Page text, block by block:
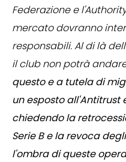
Federazione e
mercato dovranno
responsabili. Al di là
il club non potrà
questo e a tutela di
un esposto all'Antitrust
chiedendo la
Serie B e la revoca
l'ombra di queste